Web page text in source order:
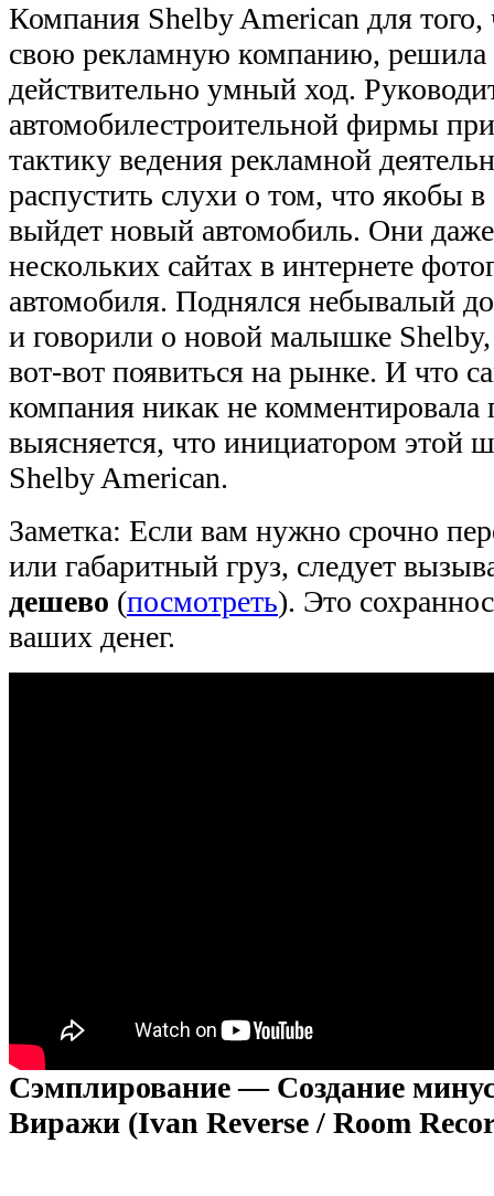
Компания Shelby American для
свою рекламную компанию, решила
действительно умный ход.
автомобилестроительной фирмы
тактику ведения рекламной
распустить слухи о том, что якобы
выйдет новый автомобиль. Они
нескольких сайтах в интернете
автомобиля. Поднялся небывалый
и говорили о новой малышке
вот-вот появиться на рынке. И что
компания никак не
выясняется, что инициатором этой
Shelby American.
Заметка: Если вам нужно срочно
или габаритный груз, следует
дешево (посмотреть). Это
ваших денег.
Сэмплирование — Создание
Виражи (Ivan Reverse / Room